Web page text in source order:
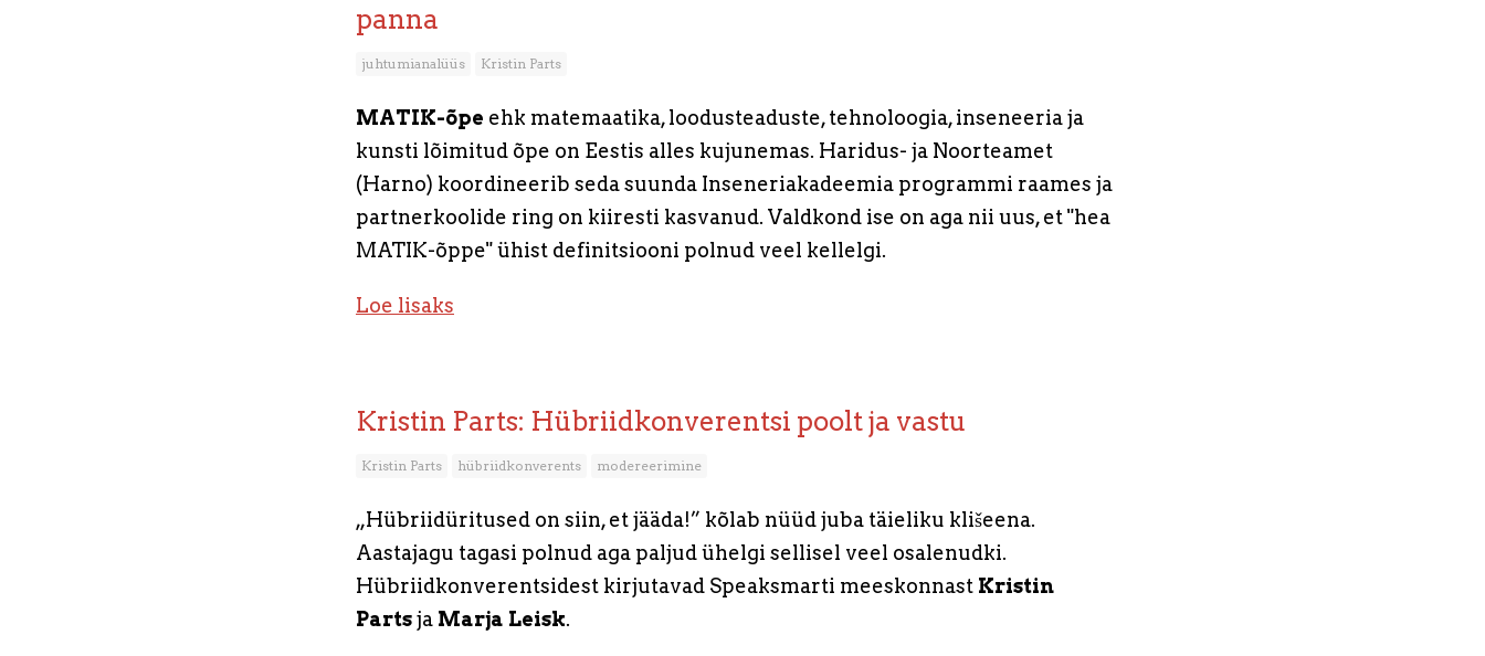
panna
juhtumianalüüs Kristin Parts
MATIK-õpe ehk matemaatika, loodusteaduste, tehnoloogia, inseneeria ja
kunsti lõimitud õpe on Eestis alles kujunemas. Haridus- ja Noorteamet
(Harno) koordineerib seda suunda Inseneriakadeemia programmi raames ja
partnerkoolide ring on kiiresti kasvanud. Valdkond ise on aga nii uus, et "hea
MATIK-õppe" ühist definitsiooni polnud veel kellelgi.
Loe lisaks
Kristin Parts: Hübriidkonverentsi poolt ja vastu
Kristin Parts hübriidkonverents modereerimine
„Hübriidüritused on siin, et jääda!” kõlab nüüd juba täieliku klišeena.
Aastajagu tagasi polnud aga paljud ühelgi sellisel veel osalenudki.
Hübriidkonverentsidest kirjutavad Speaksmarti meeskonnast Kristin
Partsja Marja Leisk.